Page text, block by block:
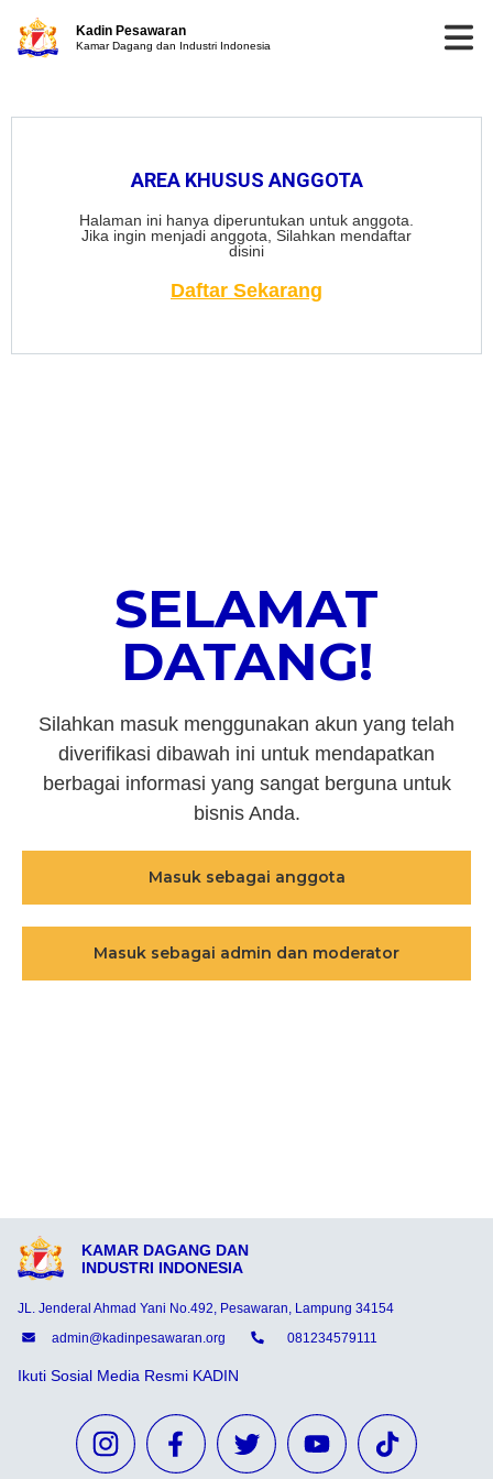
Kadin Pesawaran
Kamar Dagang dan Industri Indonesia
AREA KHUSUS ANGGOTA
Halaman ini hanya diperuntukan untuk anggota.
Jika ingin menjadi anggota, Silahkan mendaftar
disini
Daftar Sekarang
SELAMAT
DATANG!
Silahkan masuk menggunakan akun yang telah
diverifikasi dibawah ini untuk mendapatkan
berbagai informasi yang sangat berguna untuk
bisnis Anda.
Masuk sebagai anggota
Masuk sebagai admin dan moderator
KAMAR DAGANG DAN
INDUSTRI INDONESIA
JL. Jenderal Ahmad Yani No.492, Pesawaran, Lampung 34154
admin@kadinpesawaran.org
081234579111
Ikuti Sosial Media Resmi KADIN